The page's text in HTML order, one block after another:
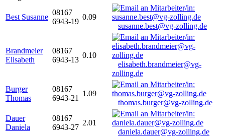
Best Susanne
08167
6943-19
0.09
susanne.best@vg-zolling.de
Brandmeier
Elisabeth
08167
6943-13
0.10
elisabeth.brandmeier@vg-
zolling.de
Burger
Thomas
08167
6943-21
1.09
thomas.burger@vg-zolling.de
Dauer
Daniela
08167
6943-27
2.01
daniela.dauer@vg-zolling.de